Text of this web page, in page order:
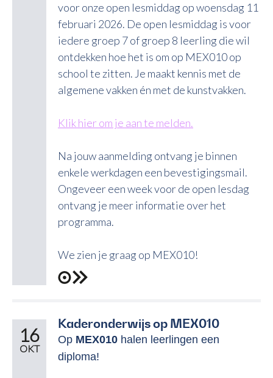
voor onze open lesmiddag op woensdag 11
februari 2026. De open lesmiddag is voor
iedere groep 7 of groep 8 leerling die wil
ontdekken hoe het is om op MEX010 op
school te zitten. Je maakt kennis met de
algemene vakken én met de kunstvakken.
Klik hier om je aan te melden.
Na jouw aanmelding ontvang je binnen
enkele werkdagen een bevestigingsmail.
Ongeveer een week voor de open lesdag
ontvang je meer informatie over het
programma.
We zien je graag op MEX010!
Kaderonderwijs op MEX010
16
OKT
Op MEX010 halen leerlingen een
diploma!